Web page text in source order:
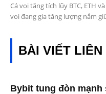
Cá voi tăng tích lũy BTC, ETH
voi đang gia tăng lượng nắm
BÀI VIẾT LIÊN
Bybit tung đòn mạnh